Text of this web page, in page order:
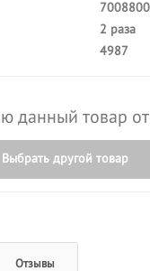
2 раза
4987
данный товар
Выбрать другой товар
Отзывы